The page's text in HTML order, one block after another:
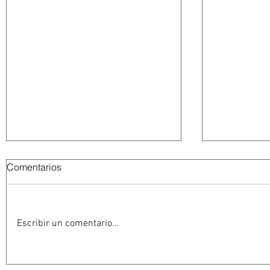
Comentarios
Escribir un comentario...